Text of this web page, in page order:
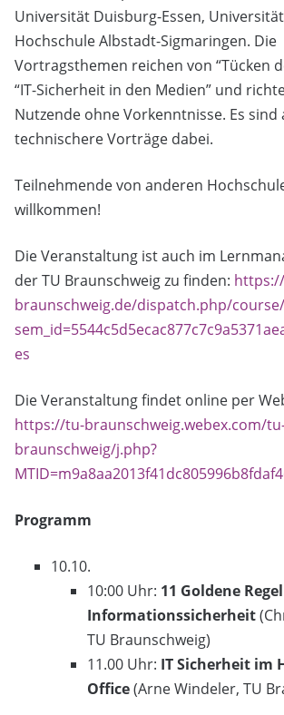
Universität Duisburg-Essen,
Hochschule Albstadt-Sigmaringen. Die
Vortragsthemen reichen von “Tücken
“IT-Sicherheit in den Medien” und
Nutzende ohne Vorkenntnisse. Es sind
technischere Vorträge dabei.
Teilnehmende von anderen
willkommen!
Die Veranstaltung ist auch im
der TU Braunschweig zu finden:
braunschweig.de/dispatch.php/course
es
Die Veranstaltung findet online per
https://tu-braunschweig.webex.com/
braunschweig/j.php?
Programm
10.10.
10:00 Uhr: 11 Goldene
Informationssicherheit
TU Braunschweig)
11.00 Uhr: IT Sicherheit im
Office(Arne Windeler, TU